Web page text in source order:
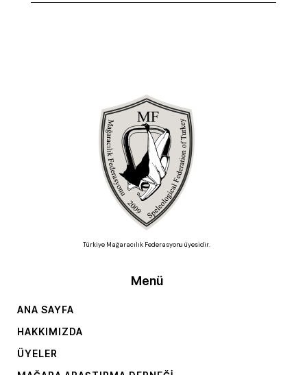
Türkiye Mağaracılık Federasyonu üyesidir.
Menü
ANA SAYFA
HAKKIMIZDA
ÜYELER